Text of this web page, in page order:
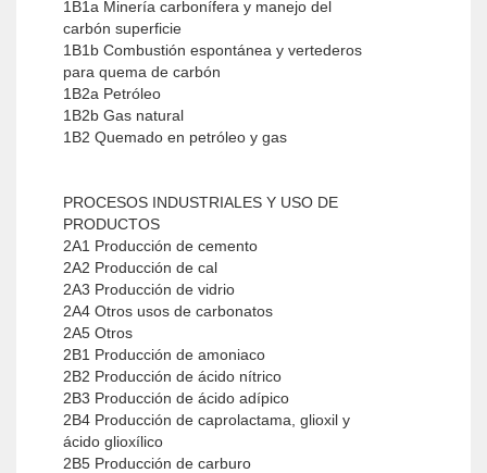
1B1a Minería carbonífera y manejo del
carbón superficie
1B1b Combustión espontánea y vertederos
para quema de carbón
1B2a Petróleo
1B2b Gas natural
1B2 Quemado en petróleo y gas
PROCESOS INDUSTRIALES Y USO DE
PRODUCTOS
2A1 Producción de cemento
2A2 Producción de cal
2A3 Producción de vidrio
2A4 Otros usos de carbonatos
2A5 Otros
2B1 Producción de amoniaco
2B2 Producción de ácido nítrico
2B3 Producción de ácido adípico
2B4 Producción de caprolactama, glioxil y
ácido glioxílico
2B5 Producción de carburo